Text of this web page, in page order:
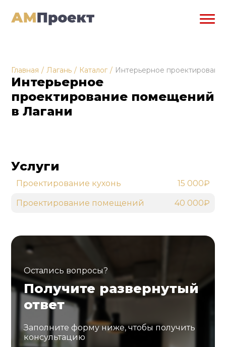
Главная / Лагань / Каталог / Интерьерное
Интерьерное
проектирование помещений
в Лагани
Услуги
Проектирование кухонь 15 000₽
Проектирование помещений 40 000₽
Остались вопросы?
Получите развернутый
ответ
Заполните форму ниже, чтобы получить
консультацию